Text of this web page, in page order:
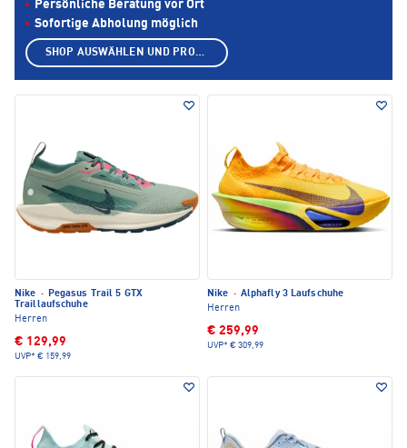
Nike · Pegasus Trail 5 GTX
Traillaufschuhe
Herren
€ 129,99
UVP* € 159,99
Nike · Alphafly 3 Laufschuhe
Herren
€ 259,99
UVP* € 309,99
Persönliche Beratung vor Ort
Sofortige Abholung möglich
SHOP AUSWÄHLEN UND PRODUKTE ANZEIGEN